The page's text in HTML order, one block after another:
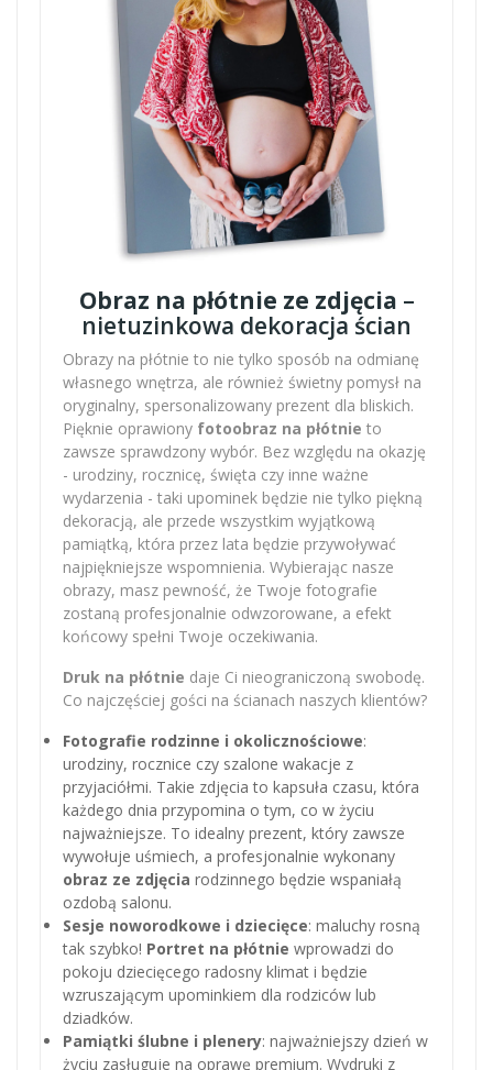
Obraz na płótnie ze zdjęcia –
nietuzinkowa dekoracja ścian
Obrazy na płótnie to nie tylko sposób na odmianę
własnego wnętrza, ale również świetny pomysł na
oryginalny, spersonalizowany prezent dla bliskich.
Pięknie oprawiony fotoobraz na płótnie to
zawsze sprawdzony wybór. Bez względu na okazję
- urodziny, rocznicę, święta czy inne ważne
wydarzenia - taki upominek będzie nie tylko piękną
dekoracją, ale przede wszystkim wyjątkową
pamiątką, która przez lata będzie przywoływać
najpiękniejsze wspomnienia. Wybierając nasze
obrazy, masz pewność, że Twoje fotografie
zostaną profesjonalnie odwzorowane, a efekt
końcowy spełni Twoje oczekiwania.
Druk na płótnie daje Ci nieograniczoną swobodę.
Co najczęściej gości na ścianach naszych klientów?
Fotografie rodzinne i okolicznościowe:
urodziny, rocznice czy szalone wakacje z
przyjaciółmi. Takie zdjęcia to kapsuła czasu, która
każdego dnia przypomina o tym, co w życiu
najważniejsze. To idealny prezent, który zawsze
wywołuje uśmiech, a profesjonalnie wykonany
obraz ze zdjęcia rodzinnego będzie wspaniałą
ozdobą salonu.
Sesje noworodkowe i dziecięce: maluchy rosną
tak szybko! Portret na płótnie wprowadzi do
pokoju dziecięcego radosny klimat i będzie
wzruszającym upominkiem dla rodziców lub
dziadków.
Pamiątki ślubne i plenery: najważniejszy dzień w
życiu zasługuje na oprawę premium. Wydruki z